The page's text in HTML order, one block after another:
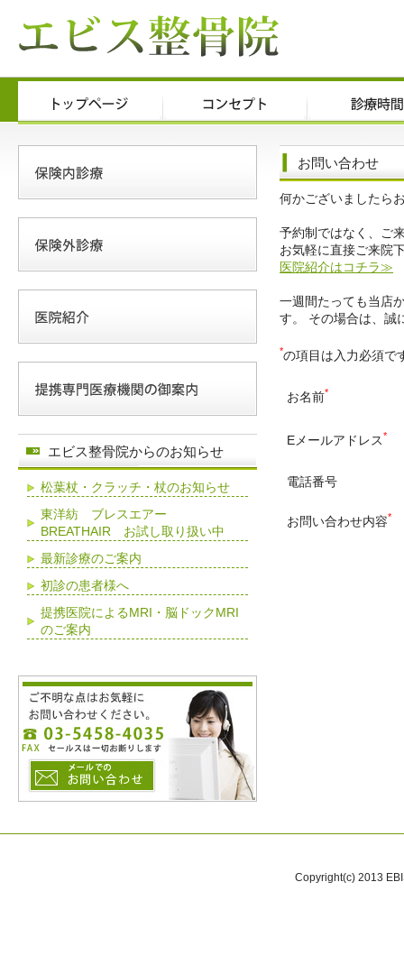
お問い合わせ
何かございましたら
予約制ではなく、ご
お気軽に直接ご来院
医院紹介はコチラ≫
一週間たっても当店
す。 その場合は、誠
*の項目は入力必須で
お名前*
Eメールアドレス*
電話番号
お問い合わせ内容*
エビス整骨院からのお知らせ
松葉杖・クラッチ・杖のお知らせ
東洋紡 ブレスエアー
BREATHAIR お試し取り扱い中
最新診療のご案内
初診の患者様へ
提携医院によるMRI・脳ドックMRI
のご案内
Copyright(c) 2013